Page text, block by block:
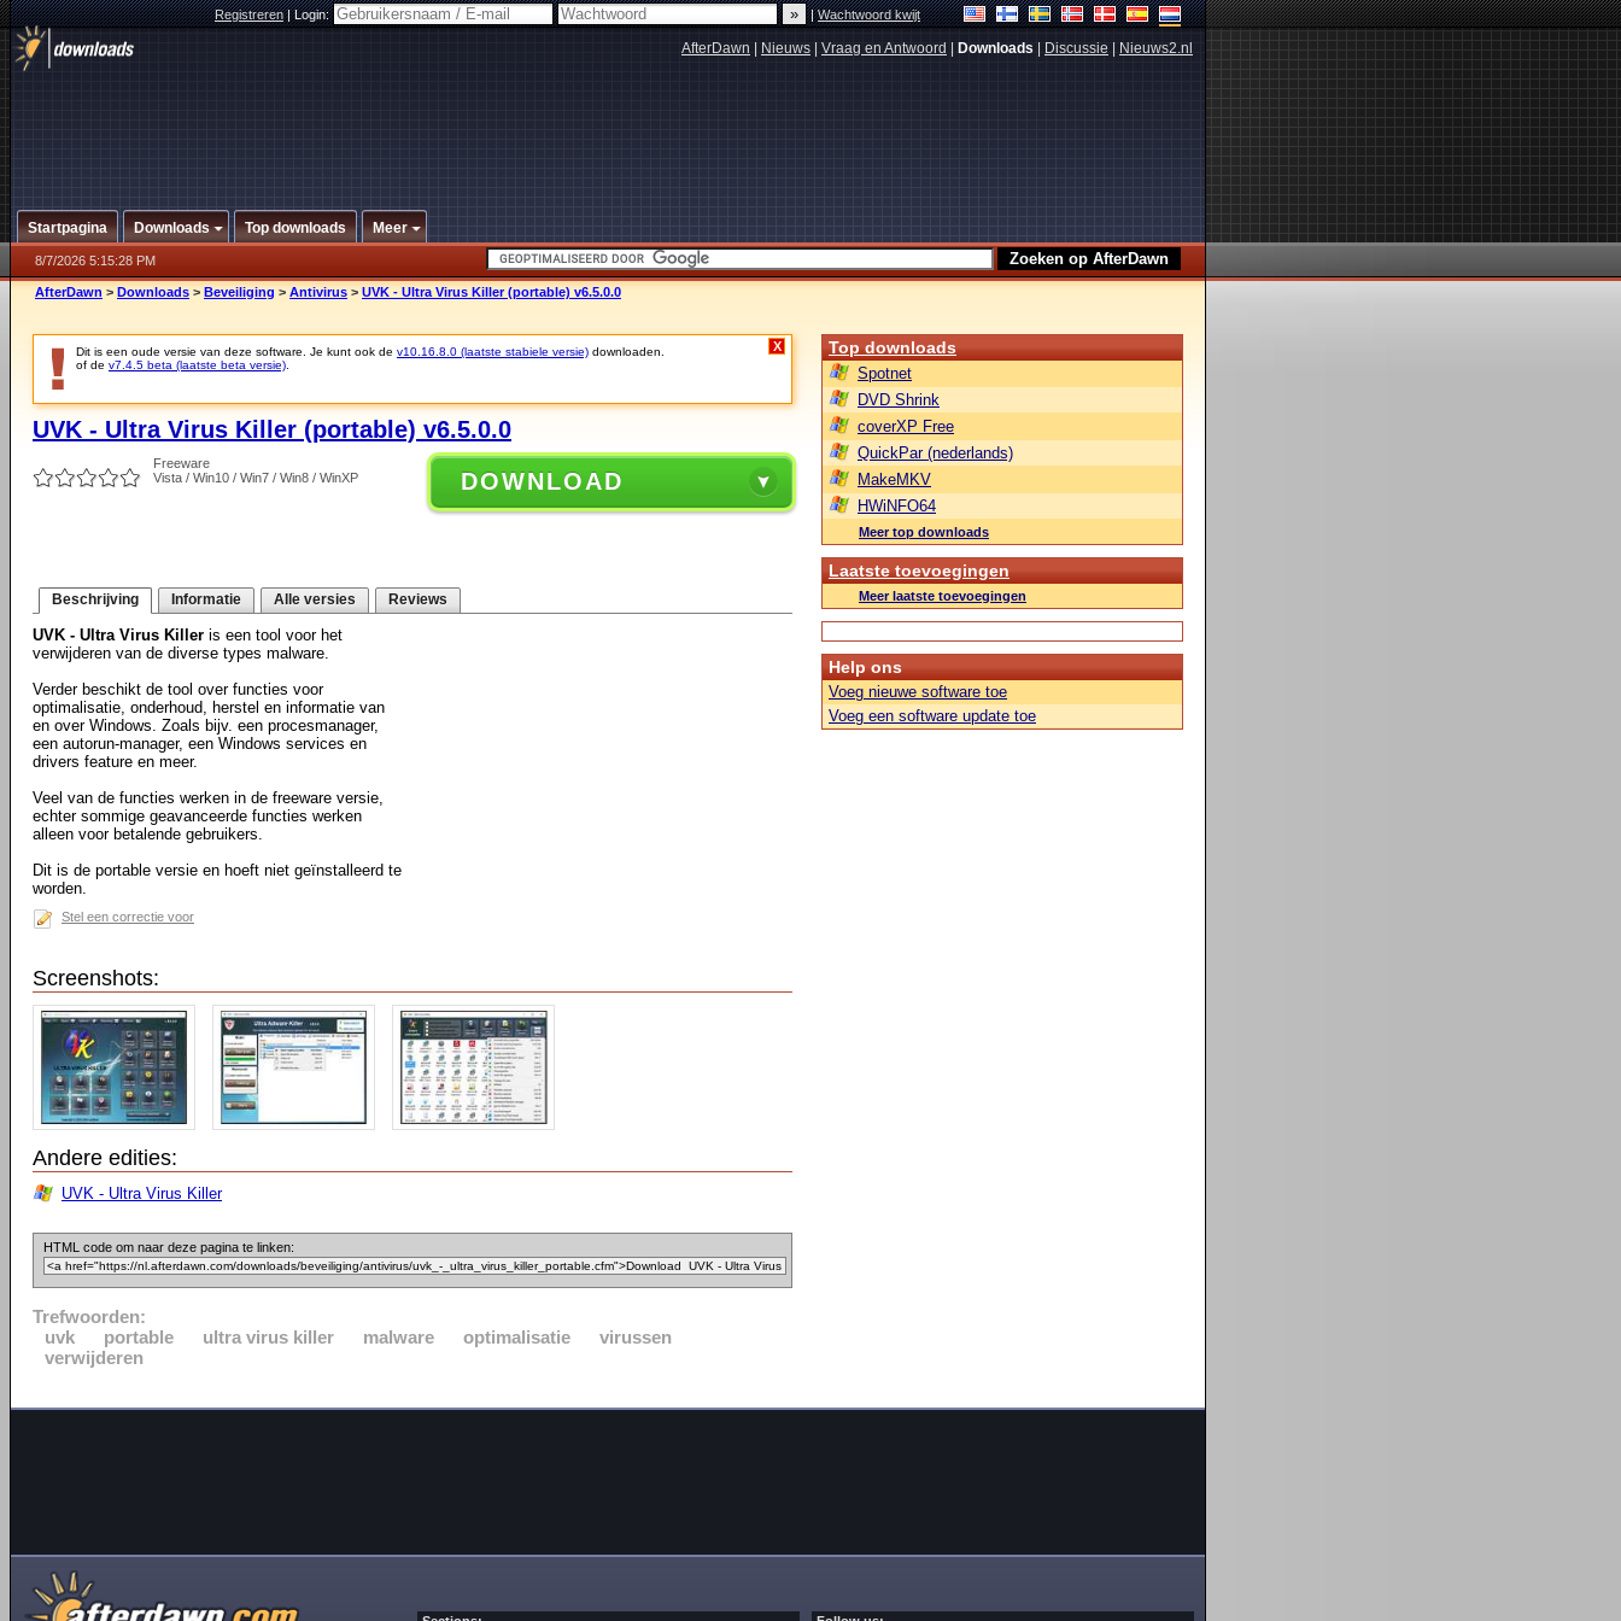
Registreren|Login: |Wachtwoord kwijt
AfterDawn Nieuws Vraag en Antwoord Downloads Discussie Nieuws2.nl
Startpagina Downloads Top downloads Meer
8/7/2026 5:15:28 PM
AfterDawn > Downloads > Beveiliging > Antivirus > UVK - Ultra Virus Killer (portable) v6.5.0.0
Dit is een oude versie van deze software. Je kunt ook de v10.16.8.0 (laatste stabiele versie) downloaden.
of de v7.4.5 beta (laatste beta versie)
X
UVK - Ultra Virus Killer (portable) v6.5.0.0
Freeware
Vista / Win10 / Win7 / Win8 / WinXP
DOWNLOAD
Beschrijving Informatie Alle versies Reviews
UVK - Ultra Virus Killer is een tool voor het
verwijderen van de diverse types malware.
Verder beschikt de tool over functies voor
optimalisatie, onderhoud, herstel en informatie van
en over Windows. Zoals bijv. een procesmanager,
een autorun-manager, een Windows services en
drivers feature en meer.
Veel van de functies werken in de freeware versie,
echter sommige geavanceerde functies werken
alleen voor betalende gebruikers.
Dit is de portable versie en hoeft niet geïnstalleerd te
worden.
Stel een correctie voor
Screenshots:
Andere edities:
UVK - Ultra Virus Killer
HTML code om naar deze pagina te linken:
Trefwoorden:
uvk
portable ultra virus killer malware optimalisatie
virussen
verwijderen
Top downloads
Spotnet
DVD Shrink
coverXP Free
QuickPar (nederlands)
MakeMKV
HWiNFO64
Meer top downloads
Laatste toevoegingen
Meer laatste toevoegingen
Help ons
Voeg nieuwe software toe
Voeg een software update toe